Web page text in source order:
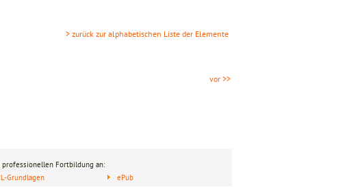
> zurück zur alphabetischen Liste der Elemente
vor >>
Fortbildung an:
Grundlagen ePub